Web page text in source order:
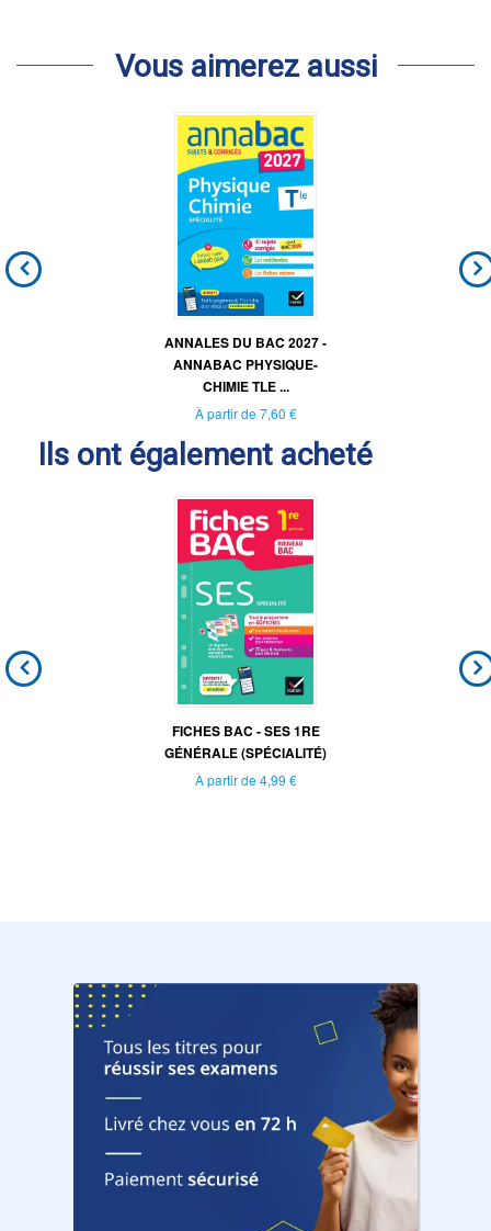
Vous aimerez aussi
ANNALES DU BAC 2027 -
ANNABAC PHYSIQUE-
CHIMIE TLE ...
À partir de 7,60 €
Ils ont également acheté
FICHES BAC - SES 1RE
GÉNÉRALE (SPÉCIALITÉ)
À partir de 4,99 €